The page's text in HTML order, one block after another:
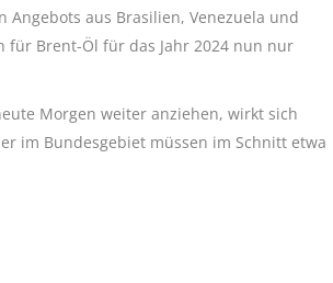
aus Brasilien, Venezuela und
für Brent-Öl für das Jahr 2024 nun nur
Morgen weiter anziehen, wirkt sich
im Bundesgebiet müssen im Schnitt etwa